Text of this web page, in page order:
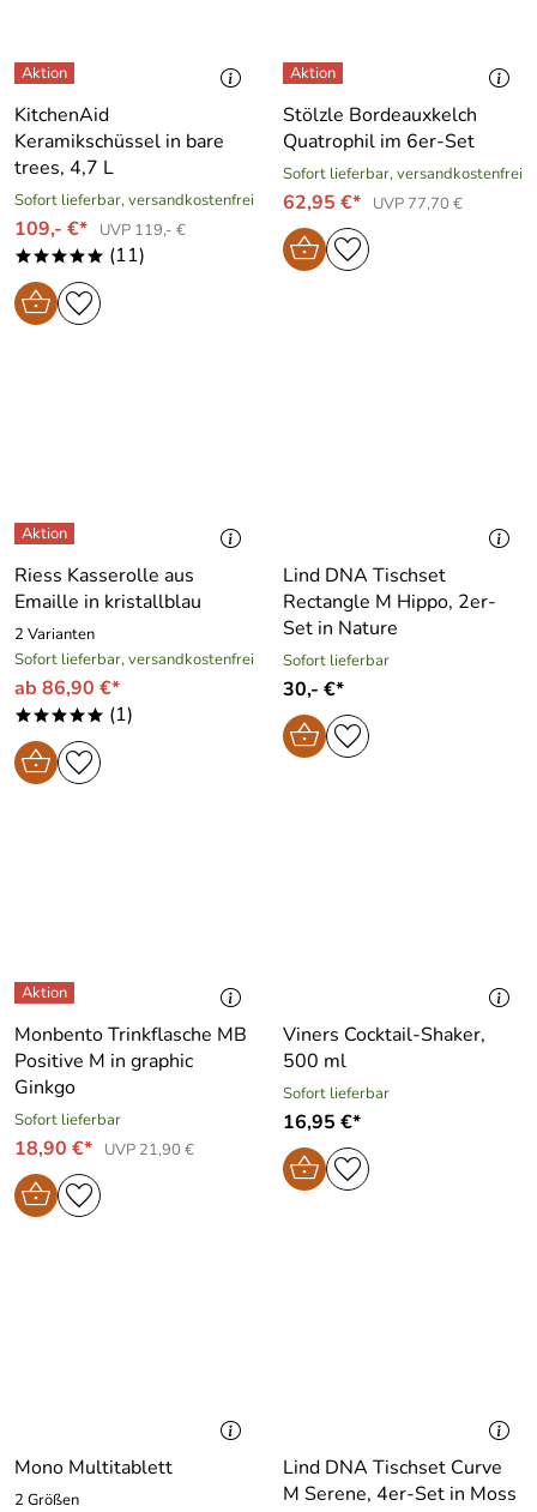
KitchenAid
Keramikschüssel in bare
trees, 4,7 L
Sofort lieferbar, versandkostenfrei
109,- €* UVP 119,- €
***** (11)
Stölzle Bordeauxkelch
Quatrophil im 6er-Set
Sofort lieferbar, versandkostenfrei
62,95 €* UVP 77,70 €
Riess Kasserolle aus
Emaille in kristallblau
2 Varianten
Sofort lieferbar, versandkostenfrei
ab 86,90 €*
***** (1)
Lind DNA Tischset
Rectangle M Hippo, 2er-
Set in Nature
Sofort lieferbar
30,- €*
Monbento Trinkflasche MB
Positive M in graphic
Ginkgo
Sofort lieferbar
18,90 €* UVP 21,90 €
Viners Cocktail-Shaker,
500 ml
Sofort lieferbar
16,95 €*
Mono Multitablett
2 Größen
Lind DNA Tischset Curve
M Serene, 4er-Set in Moss